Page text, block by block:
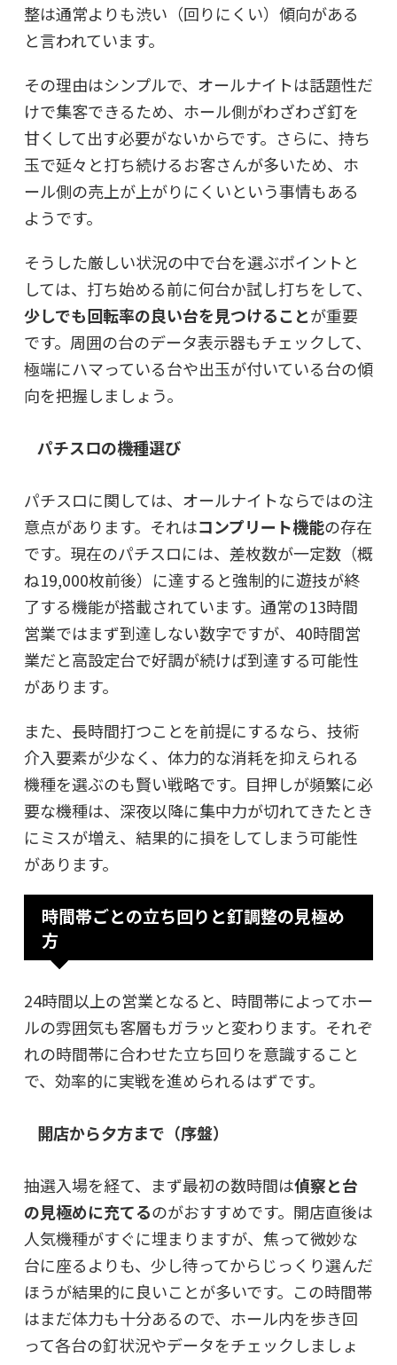
整は通常よりも渋い（回りにくい）傾向がある
と言われています。
その理由はシンプルで、オールナイトは話題性だ
けで集客できるため、ホール側がわざわざ釘を
甘くして出す必要がないからです。さらに、持ち
玉で延々と打ち続けるお客さんが多いため、ホ
ール側の売上が上がりにくいという事情もある
ようです。
そうした厳しい状況の中で台を選ぶポイントと
しては、打ち始める前に何台か試し打ちをして、
少しでも回転率の良い台を見つけることが重要
です。周囲の台のデータ表示器もチェックして、
極端にハマっている台や出玉が付いている台の傾
向を把握しましょう。
パチスロの機種選び
パチスロに関しては、オールナイトならではの注
意点があります。それはコンプリート機能の存在
です。現在のパチスロには、差枚数が一定数（概
ね19,000枚前後）に達すると強制的に遊技が終
了する機能が搭載されています。通常の13時間
営業ではまず到達しない数字ですが、40時間営
業だと高設定台で好調が続けば到達する可能性
があります。
また、長時間打つことを前提にするなら、 技術
介入要素が少なく、体力的な消耗を抑えられる
機種を選ぶのも賢い戦略です。目押しが頻繁に必
要な機種は、深夜以降に集中力が切れてきたとき
にミスが増え、結果的に損をしてしまう可能性
があります。
時間帯ごとの立ち回りと釘調整の見極め
方
24時間以上の営業となると、時間帯によってホー
ルの雰囲気も客層もガラッと変わります。それぞ
れの時間帯に合わせた立ち回りを意識すること
で、効率的に実戦を進められるはずです。
開店から夕方まで（序盤）
抽選入場を経て、まず最初の数時間は偵察と台
の見極めに充てるのがおすすめです。開店直後は
人気機種がすぐに埋まりますが、焦って微妙な
台に座るよりも、少し待ってからじっくり選んだ
ほうが結果的に良いことが多いです。この時間帯
はまだ体力も十分あるので、ホール内を歩き回
って各台の釘状況やデータをチェックしましょ